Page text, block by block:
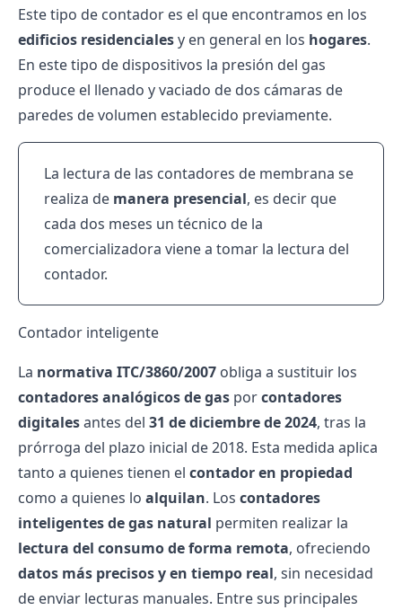
Este tipo de contador es el que encontramos en los
edificios residencialesy en general en los hogares.
En este tipo de dispositivos la presión del gas
produce el llenado y vaciado de dos cámaras de
paredes de volumen establecido previamente.
La lectura de las contadores de membrana se
realiza de manera presencial, es decir que
cada dos meses un técnico de la
comercializadora viene a tomar la lectura del
contador.
Contador inteligente
La normativa ITC/3860/2007 obliga a sustituir los
contadores analógicos de gas porcontadores
digitalesantes del 31 de diciembre de 2024, tras la
prórroga del plazo inicial de 2018. Esta medida aplica
tanto a quienes tienen el contador en propiedad
como a quienes lo alquilan. Los contadores
inteligentesde gas natural permiten realizar la
lectura del consumo de forma remota, ofreciendo
datos más precisos y en tiempo real, sin necesidad
de enviar lecturas manuales. Entre sus principales